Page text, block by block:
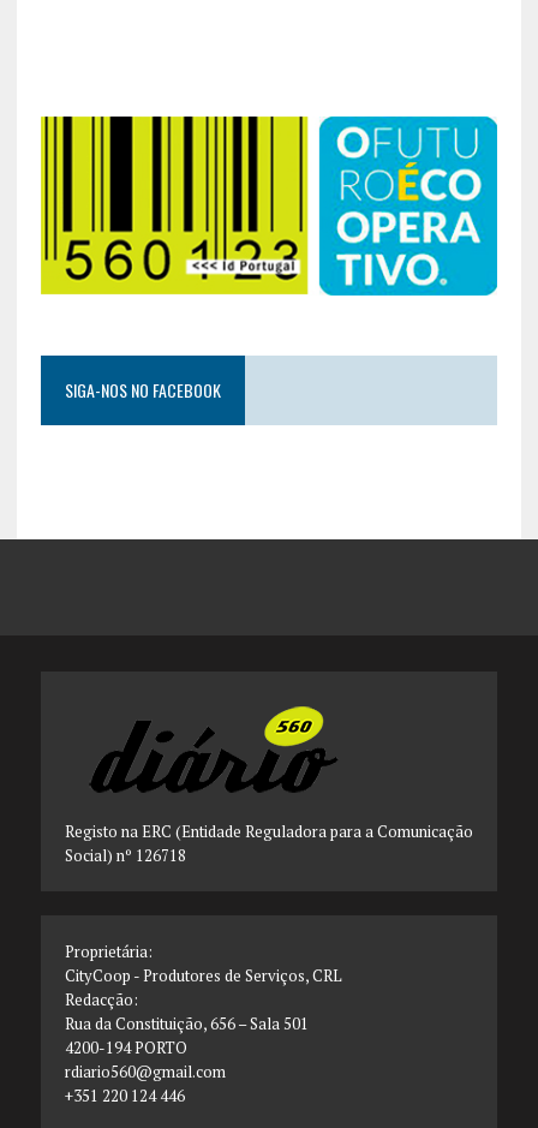
SIGA-NOS NO FACEBOOK
Registo na ERC (Entidade Reguladora para a Comunicação
Social) nº 126718
Proprietária:
CityCoop - Produtores de Serviços, CRL
Redacção:
Rua da Constituição, 656 – Sala 501
4200-194 PORTO
rdiario560@gmail.com
+351 220 124 446